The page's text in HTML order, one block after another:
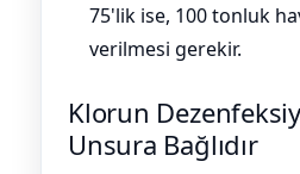
75'lik ise, 100 tonluk
verilmesi gerekir.
Klorun
Unsura Bağlıdır